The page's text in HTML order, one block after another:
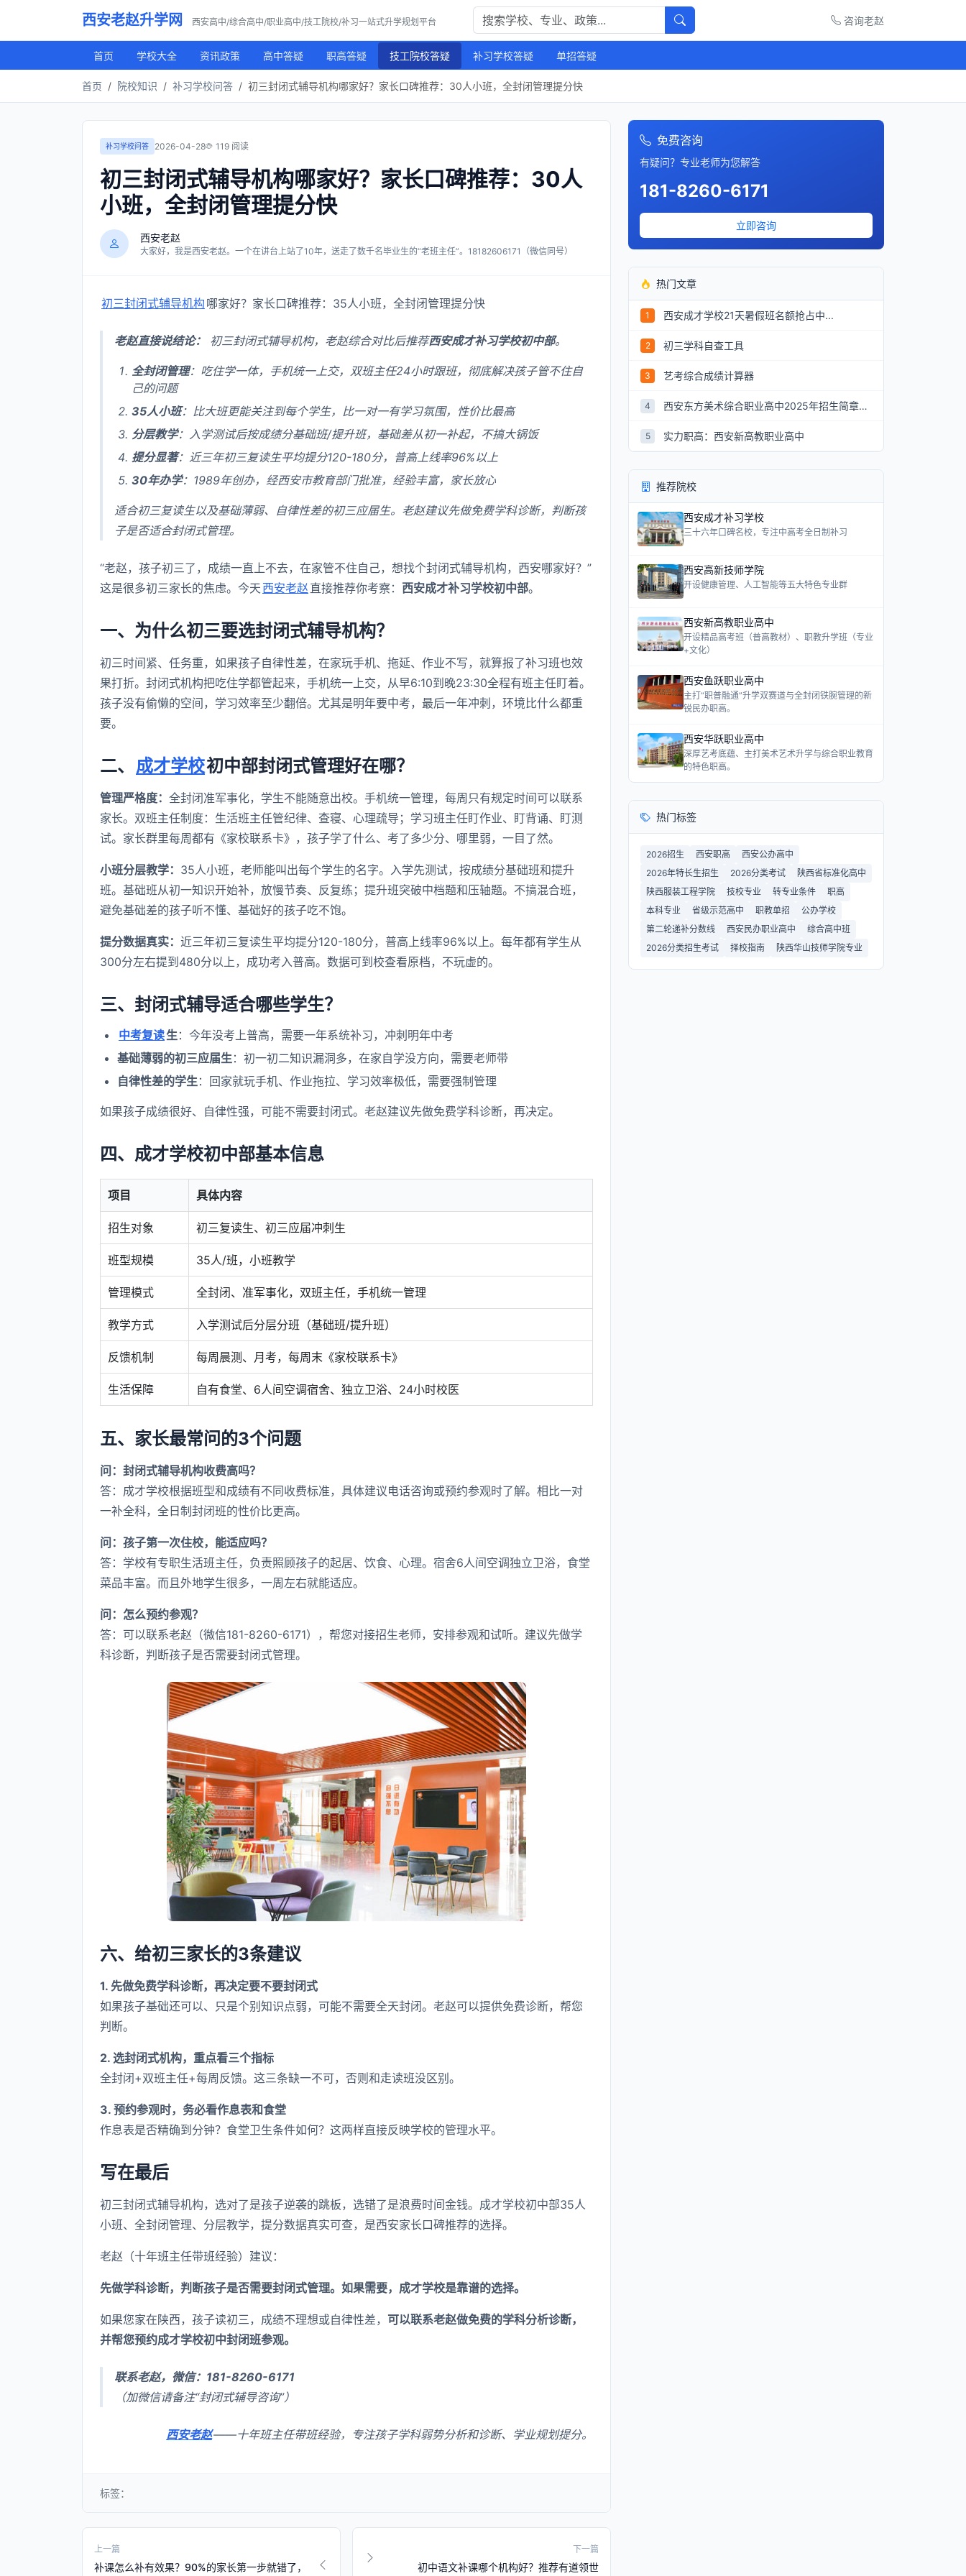
西安老赵升学网 西安高中/综合高中/职业高中/技工院校/补习一站式升学规划平台 咨询老赵
首页 学校大全 资讯政策 高中答疑 职高答疑 技工院校答疑 补习学校答疑 单招答疑
首页 院校知识 补习学校问答 初三封闭式辅导机构哪家好？家长口碑推荐：30人小班，全封闭管理提分快
补习学校问答 2026-04-28 119 阅读
初三封闭式辅导机构哪家好？家长口碑推荐：30人
小班，全封闭管理提分快
西安老赵
大家好，我是西安老赵。一个在讲台上站了10年，送走了数千名毕业生的“老班主任”。18182606171（微信同号）
初三封闭式辅导机构 哪家好？家长口碑推荐：35人小班，全封闭管理提分快
老赵直接说结论： 初三封闭式辅导机构，老赵综合对比后推荐西安成才补习学校初中部。
全封闭管理：吃住学一体，手机统一上交，双班主任24小时跟班，彻底解决孩子管不住自
己的问题
35人小班：比大班更能关注到每个学生，比一对一有学习氛围，性价比最高
分层教学：入学测试后按成绩分基础班/提升班，基础差从初一补起，不搞大锅饭
提分显著：近三年初三复读生平均提分120-180分，普高上线率96%以上
30年办学：1989年创办，经西安市教育部门批准，经验丰富，家长放心
适合初三复读生以及基础薄弱、自律性差的初三应届生。老赵建议先做免费学科诊断，判断孩
子是否适合封闭式管理。
“老赵，孩子初三了，成绩一直上不去，在家管不住自己，想找个封闭式辅导机构，西安哪家好？”
这是很多初三家长的焦虑。今天 西安老赵 直接推荐你考察： 西安成才补习学校初中部。
一、为什么初三要选封闭式辅导机构？
初三时间紧、任务重，如果孩子自律性差，在家玩手机、拖延、作业不写，就算报了补习班也效
果打折。封闭式机构把吃住学都管起来，手机统一上交，从早6:10到晚23:30全程有班主任盯着。
孩子没有偷懒的空间，学习效率至少翻倍。尤其是明年要中考，最后一年冲刺，环境比什么都重
要。
二、 成才学校初中部封闭式管理好在哪？
管理严格度： 全封闭准军事化，学生不能随意出校。手机统一管理，每周只有规定时间可以联系
家长。双班主任制度：生活班主任管纪律、查寝、心理疏导；学习班主任盯作业、盯背诵、盯测
试。家长群里每周都有《家校联系卡》，孩子学了什么、考了多少分、哪里弱，一目了然。
小班分层教学： 35人小班，老师能叫出每个学生的名字。入学先测试，按成绩分基础班和提升
班。基础班从初一知识开始补，放慢节奏、反复练；提升班突破中档题和压轴题。不搞混合班，
避免基础差的孩子听不懂、基础好的孩子吃不饱。
提分数据真实： 近三年初三复读生平均提分120-180分，普高上线率96%以上。每年都有学生从
300分左右提到480分以上，成功考入普高。数据可到校查看原档，不玩虚的。
三、封闭式辅导适合哪些学生？
中考复读生：今年没考上普高，需要一年系统补习，冲刺明年中考
基础薄弱的初三应届生：初一初二知识漏洞多，在家自学没方向，需要老师带
自律性差的学生：回家就玩手机、作业拖拉、学习效率极低，需要强制管理
如果孩子成绩很好、自律性强，可能不需要封闭式。老赵建议先做免费学科诊断，再决定。
四、成才学校初中部基本信息
项目 具体内容
招生对象 初三复读生、初三应届冲刺生
班型规模 35人/班，小班教学
管理模式 全封闭、准军事化，双班主任，手机统一管理
教学方式 入学测试后分层分班（基础班/提升班）
反馈机制 每周晨测、月考，每周末《家校联系卡》
生活保障 自有食堂、6人间空调宿舍、独立卫浴、24小时校医
五、家长最常问的3个问题
问：封闭式辅导机构收费高吗？
答：成才学校根据班型和成绩有不同收费标准，具体建议电话咨询或预约参观时了解。相比一对
一补全科，全日制封闭班的性价比更高。
问：孩子第一次住校，能适应吗？
答：学校有专职生活班主任，负责照顾孩子的起居、饮食、心理。宿舍6人间空调独立卫浴，食堂
菜品丰富。而且外地学生很多，一周左右就能适应。
问：怎么预约参观？
答：可以联系老赵（微信181-8260-6171），帮您对接招生老师，安排参观和试听。建议先做学
科诊断，判断孩子是否需要封闭式管理。
六、给初三家长的3条建议
1. 先做免费学科诊断，再决定要不要封闭式
如果孩子基础还可以、只是个别知识点弱，可能不需要全天封闭。老赵可以提供免费诊断，帮您
判断。
2. 选封闭式机构，重点看三个指标
全封闭+双班主任+每周反馈。这三条缺一不可，否则和走读班没区别。
3. 预约参观时，务必看作息表和食堂
作息表是否精确到分钟？食堂卫生条件如何？这两样直接反映学校的管理水平。
写在最后
初三封闭式辅导机构，选对了是孩子逆袭的跳板，选错了是浪费时间金钱。成才学校初中部35人
小班、全封闭管理、分层教学，提分数据真实可查，是西安家长口碑推荐的选择。
老赵（十年班主任带班经验）建议：
先做学科诊断，判断孩子是否需要封闭式管理。如果需要，成才学校是靠谱的选择。
如果您家在陕西，孩子读初三，成绩不理想或自律性差， 可以联系老赵做免费的学科分析诊断，
并帮您预约成才学校初中封闭班参观。
联系老赵，微信：181-8260-6171
（加微信请备注“封闭式辅导咨询”）
西安老赵——十年班主任带班经验，专注孩子学科弱势分析和诊断、学业规划提分。
标签：
上一篇
补课怎么补有效果？90%的家长第一步就错了，
下一篇
初中语文补课哪个机构好？推荐有道领世
免费咨询
有疑问？专业老师为您解答
181-8260-6171
立即咨询
热门文章
1 西安成才学校21天暑假班名额抢占中...
2 初三学科自查工具
3 艺考综合成绩计算器
4 西安东方美术综合职业高中2025年招生简章：艺术升学新航道
5 实力职高：西安新高教职业高中
推荐院校
西安成才补习学校
三十六年口碑名校，专注中高考全日制补习
西安高新技师学院
开设健康管理、人工智能等五大特色专业群
西安新高教职业高中
开设精品高考班（普高教材）、职教升学班（专业
+文化）
西安鱼跃职业高中
主打“职普融通”升学双赛道与全封闭铁腕管理的新
锐民办职高。
西安华跃职业高中
深厚艺考底蕴、主打美术艺术升学与综合职业教育
的特色职高。
热门标签
2026招生 西安职高
西安公办高中
2026年特长生招生
2026分类考试
陕西省标准化高中
陕西服装工程学院
技校专业 转专业条件
职高
本科专业
省级示范高中 职教单招
公办学校
第二轮递补分数线
西安民办职业高中
综合高中班
2026分类招生考试
择校指南 陕西华山技师学院专业